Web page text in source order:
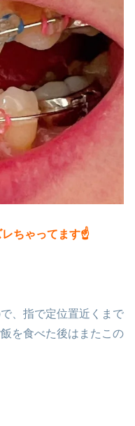
レちゃってます☝
、指で定位置近くまで
を食べた後はまたこの